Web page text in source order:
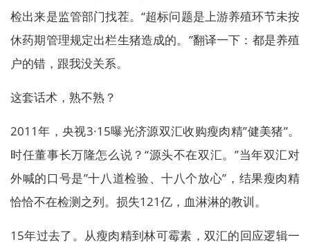
检出来是监管部门找茬。“超标问题是上游养殖环节未按
休药期管理规定出栏生猪造成的。”翻译一下：都是养殖
户的错，跟我没关系。
这套话术，熟不熟？
2011年，央视3·15曝光济源双汇收购瘦肉精”健美猪”。
时任董事长万隆怎么说？“源头不在双汇。”当年双汇对
外喊的口号是”十八道检验、十八个放心”，结果瘦肉精
恰恰不在检测之列。损失121亿，血淋淋的教训。
15年过去了。从瘦肉精到林可霉素，双汇的回应逻辑一